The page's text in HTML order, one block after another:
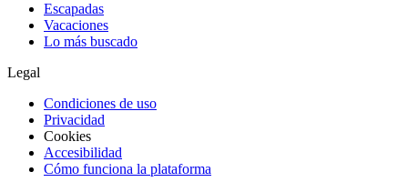
Escapadas
Vacaciones
Lo más buscado
Legal
Condiciones de uso
Privacidad
Cookies
Accesibilidad
Cómo funciona la plataforma